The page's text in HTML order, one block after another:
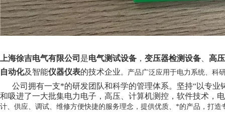
上海徐吉电气有限公司 是电气测试设备 ， 变压器检测设备
高
自动化及智能仪器仪表的技术企业 。产品广泛应用于电力系统、科
公司拥有一支*的研发团队和科学的管理体系。坚持“以专业
和吸进了一大批集电力电子，高压、计算机测控，软件技术，
计、供应、调试、维修方便快捷的服务理念，提供优质、*的产品，打造